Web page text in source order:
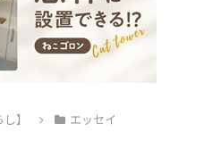
】 エッセイ